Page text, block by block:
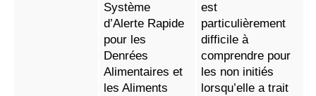
Système
d’Alerte Rapide
pour les
Denrées
Alimentaires et
les Aliments
est
particulièrement
difficile à
comprendre pour
les non initiés
lorsqu’elle a trait